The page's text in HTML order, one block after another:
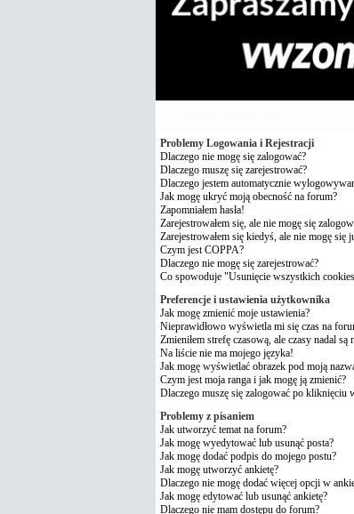
Problemy Logowania i Rejestracji
Dlaczego nie mogę się zalogować?
Dlaczego muszę się zarejestrować?
Dlaczego jestem automatycznie
Jak mogę ukryć moją obecność na forum?
Zapomniałem hasła!
Zarejestrowałem się, ale nie mogę się
Zarejestrowałem się kiedyś, ale nie mogę się
Czym jest COPPA?
Dlaczego nie mogę się zarejestrować?
Co spowoduje "Usunięcie wszystkich
Preferencje i ustawienia użytkownika
Jak mogę zmienić moje ustawienia?
Nieprawidłowo wyświetla mi się czas na
Zmieniłem strefę czasową, ale czasy nadal są
Na liście nie ma mojego języka!
Jak mogę wyświetlać obrazek pod moją
Czym jest moja ranga i jak mogę ją zmienić?
Dlaczego muszę się zalogować po kliknięciu
Problemy z pisaniem
Jak utworzyć temat na forum?
Jak mogę wyedytować lub usunąć posta?
Jak mogę dodać podpis do mojego postu?
Jak mogę utworzyć ankietę?
Dlaczego nie mogę dodać więcej opcji w
Jak mogę edytować lub usunąć ankietę?
Dlaczego nie mam dostępu do forum?